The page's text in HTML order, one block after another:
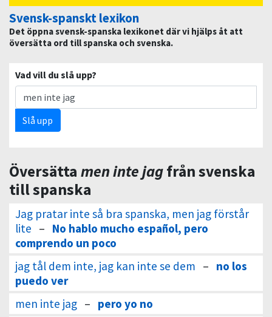
Svensk-spanskt lexikon
Det öppna svensk-spanska lexikonet där vi hjälps åt att
översätta ord till spanska och svenska.
Vad vill du slå upp?
Slå upp
Översätta men inte jagfrån svenska
till spanska
Jag pratar inte så bra spanska, men jag förstår
lite – No hablo mucho español, pero
comprendo un poco
jag tål dem inte, jag kan inte se dem – no los
puedo ver
men inte jag – pero yo no